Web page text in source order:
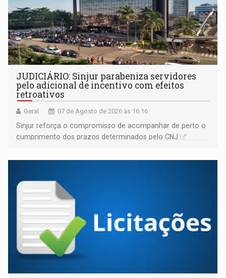
JUDICIÁRIO: Sinjur parabeniza servidores
pelo adicional de incentivo com efeitos
retroativos
Geral 07 de Agosto de 2026 às 16:16
Sinjur reforça o compromisso de acompanhar de perto o
cumprimento dos prazos determinados pelo CNJ